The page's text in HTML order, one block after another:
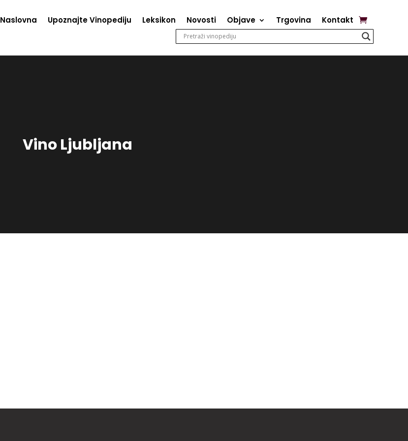
Naslovna Upoznajte Vinopediju Leksikon Novosti Objave Trgovina Kontakt
Vino Ljubljana